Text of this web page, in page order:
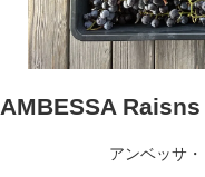
AMBESSA
アンベッサ